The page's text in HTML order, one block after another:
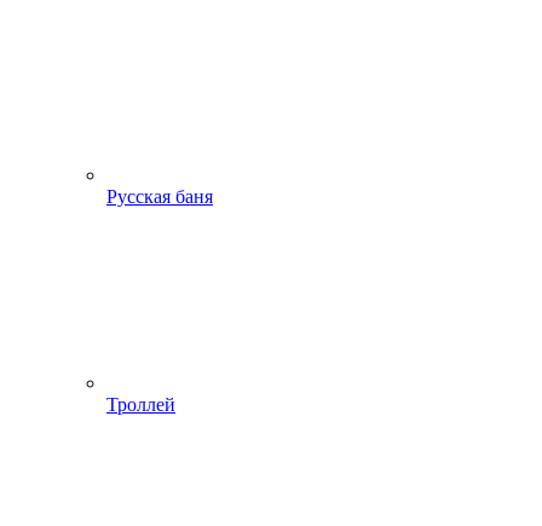
Русская баня
Троллей